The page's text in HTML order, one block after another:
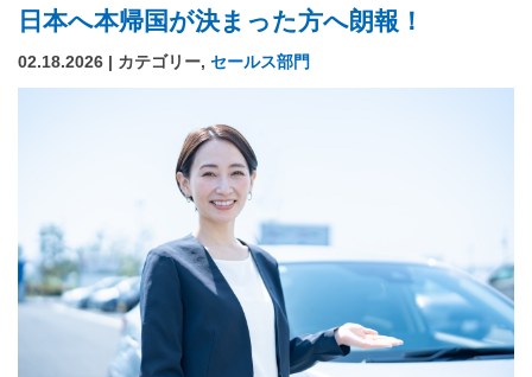
日本へ本帰国が決まった方へ朗報！
02.18.2026 | カテゴリー, セールス部門